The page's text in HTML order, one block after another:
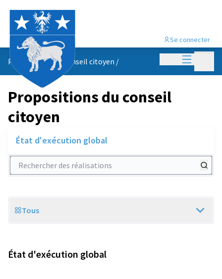
Menu
Se connecter
Propositions du conseil citoyen /
Propositions du conseil
citoyen
État d'exécution global
Rechercher des réalisations
Scope
Tous
État d'exécution global